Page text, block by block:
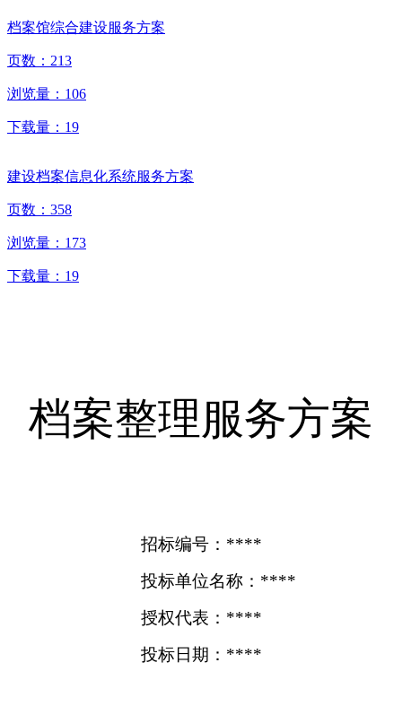
档案馆综合建设服务方案
页数： 213
浏览量： 106
下载量： 19
建设档案信息化系统服务方案
页数： 358
浏览量： 173
下载量： 19
档案整理服务方案
招标编号：****
投标单位名称：****
授权代表：****
投标日期：****